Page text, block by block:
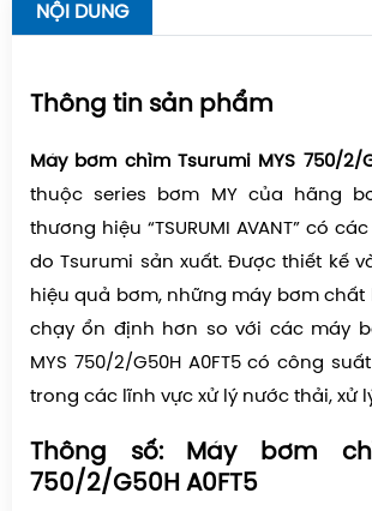
NỘI DUNG
Thông tin sản phẩm
Máy bơm chìm Tsurumi MYS 750/2/
thuộc series bơm MY của hãng
thương hiệu “TSURUMI AVANT” có
do Tsurumi sản xuất. Được thiết kế
hiệu quả bơm, những máy bơm
chạy ổn định hơn so với các máy
MYS 750/2/G50H A0FT5 có công
trong các lĩnh vực xử lý nước thải, xử
Thông số: Máy bơm
750/2/G50H A0FT5